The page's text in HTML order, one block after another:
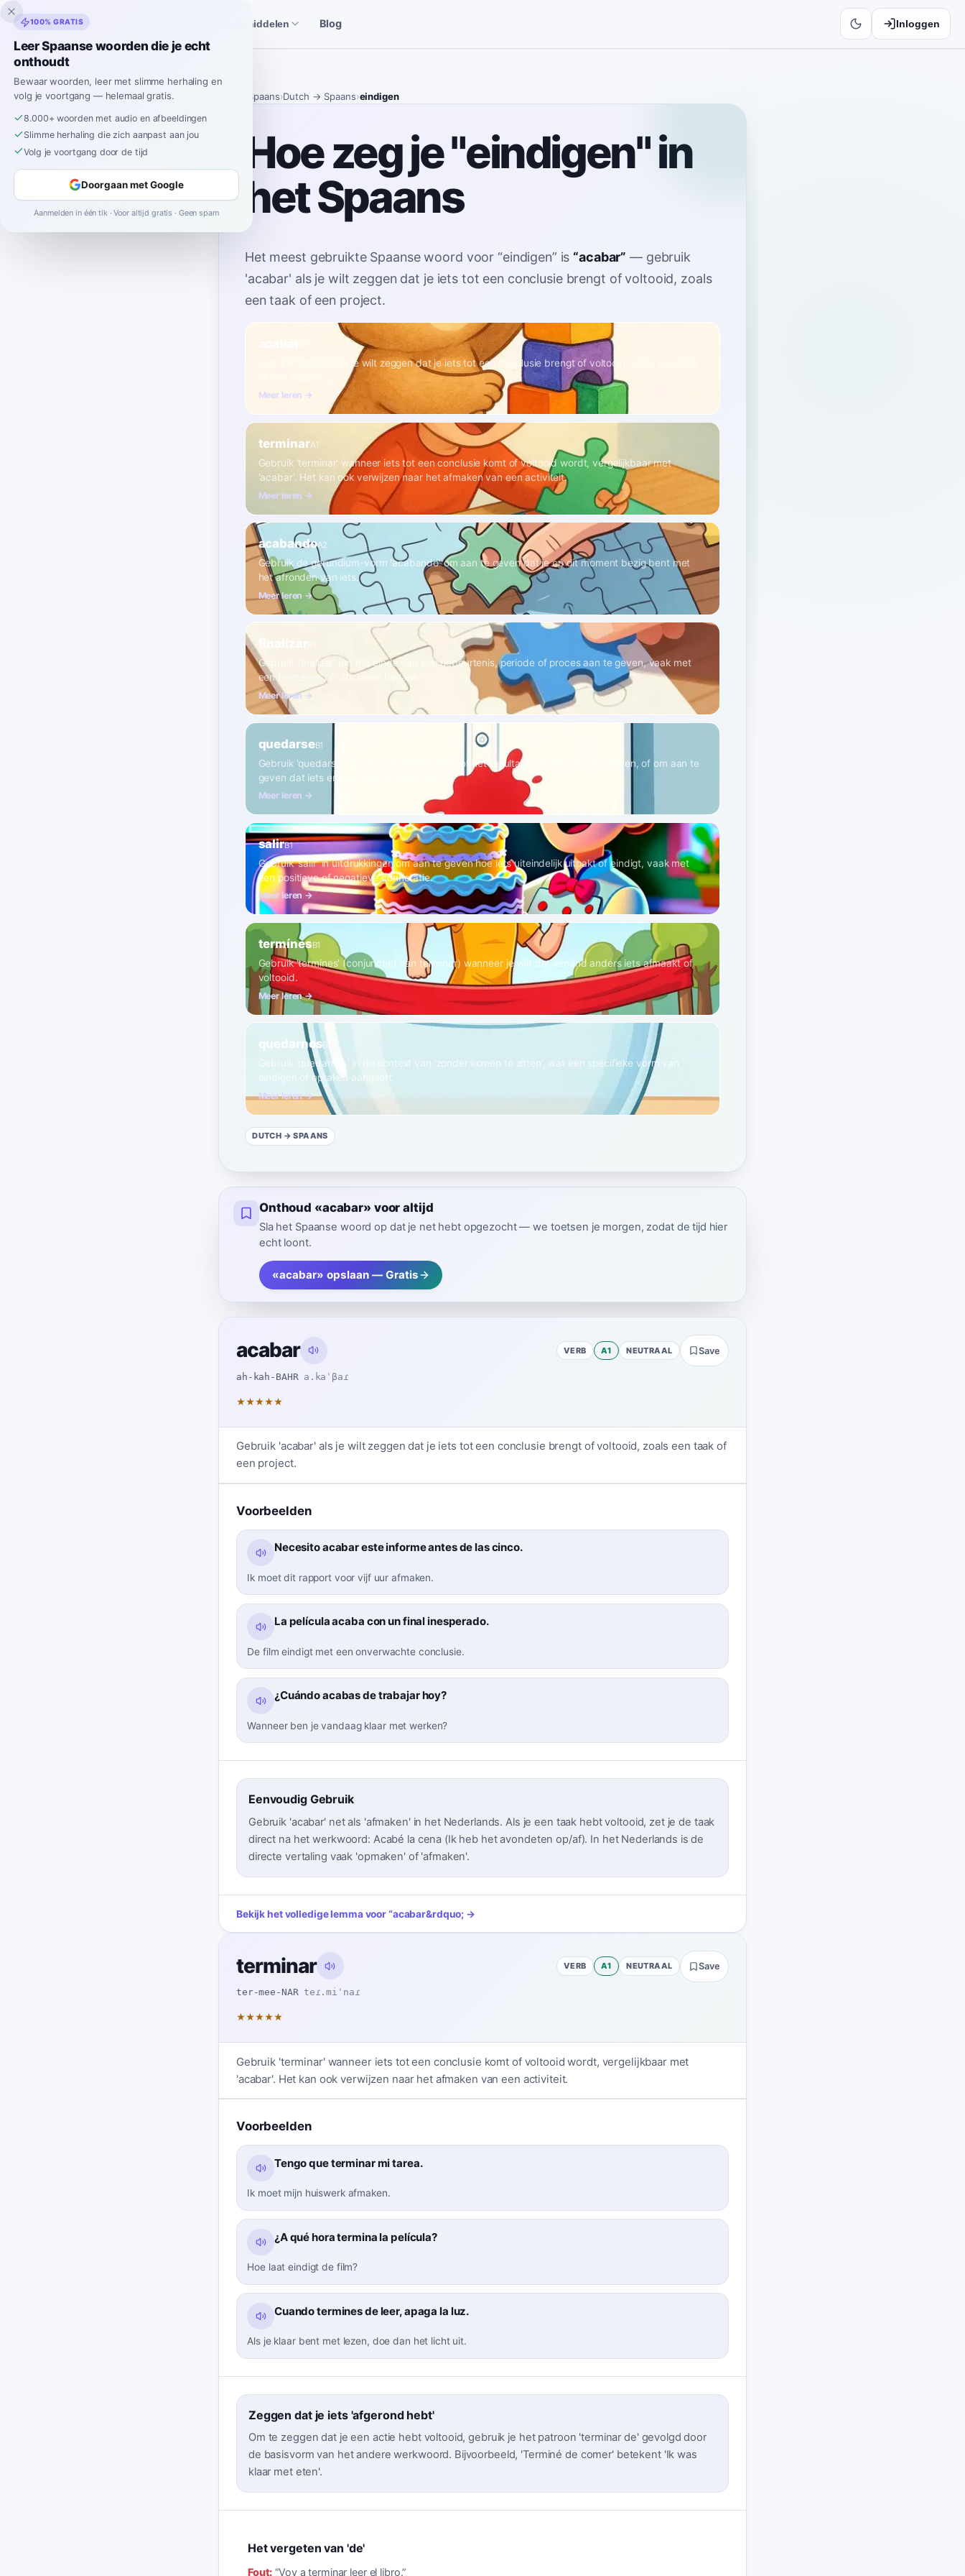
Inklingo Spaanse hulpmiddelen Blog Inloggen
Spaans›Dutch → Spaans›eindigen
Hoe zeg je "eindigen" in
het Spaans
Het meest gebruikte Spaanse woord voor “eindigen” is “acabar” — gebruik
'acabar' als je wilt zeggen dat je iets tot een conclusie brengt of voltooid, zoals
een taak of een project.
Gebruik 'acabar' als je wilt zeggen dat je iets tot een conclusie brengt of voltooid, zoals een taak
Meer leren →
terminarA1
Gebruik 'terminar' wanneer iets tot een conclusie komt of voltooid wordt, vergelijkbaar met
'acabar'. Het kan ook verwijzen naar het afmaken van een activiteit.
Meer leren →
acabandoA2
Gebruik de gerundium-vorm 'acabando' om aan te geven dat je op dit moment bezig bent met
het afronden van iets.
Meer leren →
finalizar
Gebruik 'finalizar' om het einde van een gebeurtenis, periode of proces aan te geven, vaak met
een formelere of officiëlere bijklank.
Meer leren →
quedarseB1
Gebruik 'quedarse' om de uiteindelijke staat of het resultaat van iets te beschrijven, of om aan te
geven dat iets ergens blijft of achterblijft.
Meer leren →
salirB1
Gebruik 'salir' in uitdrukkingen om aan te geven hoe iets uiteindelijk uitpakt of eindigt, vaak met
een positieve of negatieve connotatie.
Meer leren →
termínesB1
Gebruik 'termines' (conjunctief van terminar) wanneer je wilt dat iemand anders iets afmaakt of
voltooid.
Meer leren →
quedarnosB1
Gebruik 'quedarnos' in de context van 'zonder komen te zitten', wat een specifieke vorm van
eindigen of opraken aangeeft.
Meer leren →
DUTCH → SPAANS
Onthoud «acabar» voor altijd
Sla het Spaanse woord op dat je net hebt opgezocht — we toetsen je morgen, zodat de tijd hier
echt loont.
«acabar» opslaan — Gratis
acabar
ah-kah-BAHR a.kaˈβaɾ
VERB A1 NEUTRAAL Save
★★★★★
Gebruik 'acabar' als je wilt zeggen dat je iets tot een conclusie brengt of voltooid, zoals een taak of
een project.
Voorbeelden
Necesito acabar este informe antes de las cinco.
Ik moet dit rapport voor vijf uur afmaken.
La película acaba con un final inesperado.
De film eindigt met een onverwachte conclusie.
¿Cuándo acabas de trabajar hoy?
Wanneer ben je vandaag klaar met werken?
Eenvoudig Gebruik
Gebruik 'acabar' net als 'afmaken' in het Nederlands. Als je een taak hebt voltooid, zet je de taak
direct na het werkwoord: Acabé la cena (Ik heb het avondeten op/af). In het Nederlands is de
directe vertaling vaak 'opmaken' of 'afmaken'.
Bekijk het volledige lemma voor“acabar&rdquo; →
terminar
ter-mee-NAR teɾ.miˈnaɾ
VERB A1 NEUTRAAL Save
★★★★★
Gebruik 'terminar' wanneer iets tot een conclusie komt of voltooid wordt, vergelijkbaar met
'acabar'. Het kan ook verwijzen naar het afmaken van een activiteit.
Voorbeelden
Tengo que terminar mi tarea.
Ik moet mijn huiswerk afmaken.
¿A qué hora termina la película?
Hoe laat eindigt de film?
Cuando termines de leer, apaga la luz.
Als je klaar bent met lezen, doe dan het licht uit.
Zeggen dat je iets 'afgerond hebt'
Om te zeggen dat je een actie hebt voltooid, gebruik je het patroon 'terminar de' gevolgd door
de basisvorm van het andere werkwoord. Bijvoorbeeld, 'Terminé de comer' betekent 'Ik was
klaar met eten'.
Het vergeten van 'de'
Fout: “Voy a terminar leer el libro.”
100% GRATIS
Leer Spaanse woorden die je echt
onthoudt
Bewaar woorden, leer met slimme herhaling en
volg je voortgang — helemaal gratis.
8.000+ woorden met audio en afbeeldingen
Slimme herhaling die zich aanpast aan jou
Volg je voortgang door de tijd
Doorgaan met Google
Aanmelden in één tik · Voor altijd gratis · Geen spam